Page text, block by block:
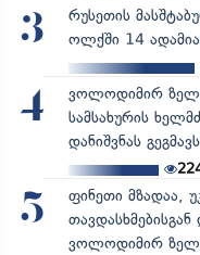
3
რუსეთის
ოლქში 14
4
ვოლოდიმირ
სამსახურის
დანიშვნას
5
ფინეთი მზადაა,
ვოლოდიმირ